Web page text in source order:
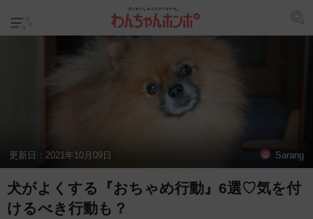
更新日： 2021年10月09日 Sarang
犬がよくする『おちゃめ行動』6選♡気を付
けるべき行動も？